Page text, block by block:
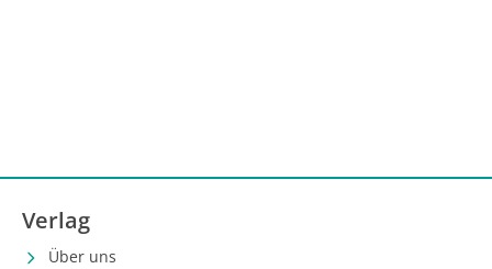
Verlag
Über uns